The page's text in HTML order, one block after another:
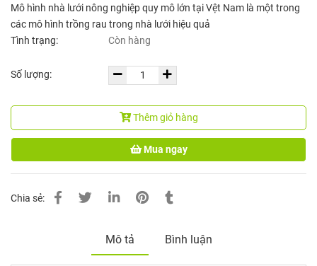
Mô hình nhà lưới nông nghiệp quy mô lớn tại Vệt Nam là một trong
các mô hình trồng rau trong nhà lưới hiệu quả
Tình trạng:
Còn hàng
Số lượng:
Thêm giỏ hàng
Mua ngay
Chia sẻ:
Mô tả Bình luận